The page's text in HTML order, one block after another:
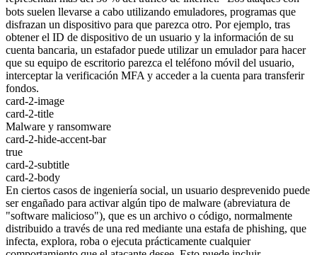
bots suelen llevarse a cabo utilizando emuladores, programas que
disfrazan un dispositivo para que parezca otro. Por ejemplo, tras
obtener el ID de dispositivo de un usuario y la información de su
cuenta bancaria, un estafador puede utilizar un emulador para hacer
que su equipo de escritorio parezca el teléfono móvil del usuario,
interceptar la verificación MFA y acceder a la cuenta para transferir
fondos.
card-2-image
card-2-title
Malware y ransomware
card-2-hide-accent-bar
true
card-2-subtitle
card-2-body
En ciertos casos de ingeniería social, un usuario desprevenido puede
ser engañado para activar algún tipo de malware (abreviatura de
"software malicioso"), que es un archivo o código, normalmente
distribuido a través de una red mediante una estafa de phishing, que
infecta, explora, roba o ejecuta prácticamente cualquier